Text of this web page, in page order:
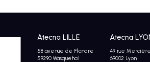
Atecna LILLE
58 avenue de Flandre
59290 Wasquehal
Atecna
49 rue Mercière
69002 Lyon